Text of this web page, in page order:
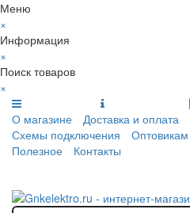
Меню
×
Информация
×
Поиск товаров
×
О магазине
Доставка и оплата
Схемы подключения
Оптовикам
Полезное
Контакты